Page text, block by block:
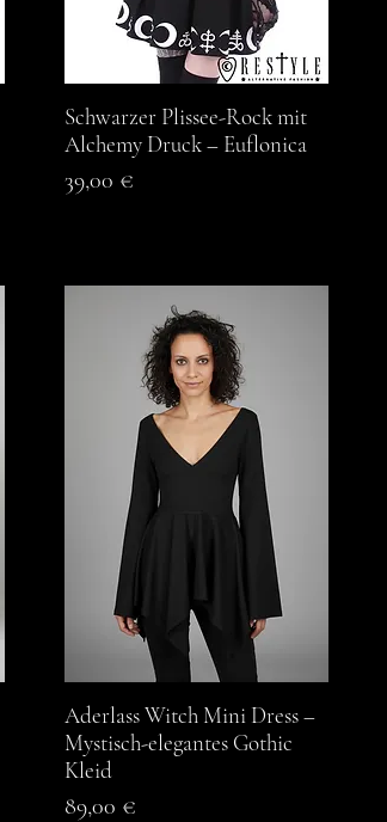
Schnellansicht
Schwarzer Plissee-Rock mit
Alchemy Druck – Euflonica
Preis
39,00 €
Schnellansicht
Aderlass Witch Mini Dress –
Mystisch-elegantes Gothic
Kleid
Preis
89,00 €